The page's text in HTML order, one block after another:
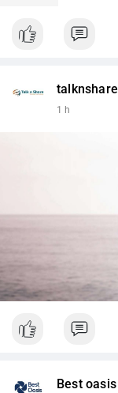
talknshare
1 h
Best oasis